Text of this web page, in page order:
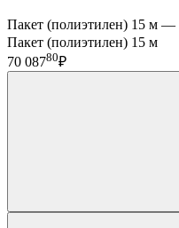
Пакет (полиэтилен) 15 м —
Пакет (полиэтилен) 15 м
70 08780₽